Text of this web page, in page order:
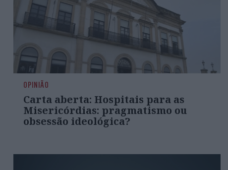
OPINIÃO
Carta aberta: Hospitais para as
Misericórdias: pragmatismo ou
obsessão ideológica?